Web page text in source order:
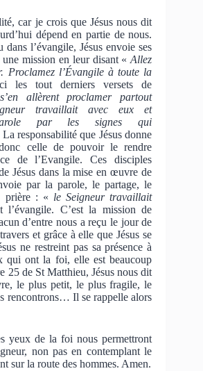
car je crois que Jésus nous dit
dépend en partie de nous.
dans l’évangile, Jésus envoie ses
mission en leur disant «Allez
Proclamez l’Évangile à toute la
les tout derniers versets de
allèrent proclamer partout
travaillait avec eux et
par les signes qui
La responsabilité que Jésus donne
celle de pouvoir le rendre
de l’Evangile. Ces disciples
Jésus dans la mise en œuvre de
par la parole, le partage, le
prière : « le Seigneur travaillait
l’évangile. C’est la mission de
d’entre nous a reçu le jour de
et grâce à elle que Jésus se
ne restreint pas sa présence à
qui ont la foi, elle est beaucoup
25 de St Matthieu, Jésus nous dit
le plus petit, le plus fragile, le
rencontrons… Il se rappelle alors
yeux de la foi nous permettront
non pas en contemplant le
sur la route des hommes. Amen.